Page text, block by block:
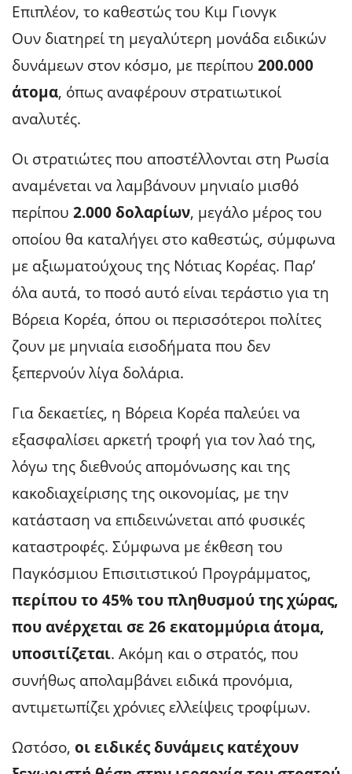
Επιπλέον, το καθεστώς του Κιμ Γιονγκ
Ουν διατηρεί τη μεγαλύτερη μονάδα ειδικών
δυνάμεων στον κόσμο, με περίπου 200.000
άτομα, όπως αναφέρουν στρατιωτικοί
αναλυτές.
Οι στρατιώτες που αποστέλλονται στη Ρωσία
αναμένεται να λαμβάνουν μηνιαίο μισθό
περίπου 2.000 δολαρίων, μεγάλο μέρος του
οποίου θα καταλήγει στο καθεστώς, σύμφωνα
με αξιωματούχους της Νότιας Κορέας. Παρ’
όλα αυτά, το ποσό αυτό είναι τεράστιο για τη
Βόρεια Κορέα, όπου οι περισσότεροι πολίτες
ζουν με μηνιαία εισοδήματα που δεν
ξεπερνούν λίγα δολάρια.
Για δεκαετίες, η Βόρεια Κορέα παλεύει να
εξασφαλίσει αρκετή τροφή για τον λαό της,
λόγω της διεθνούς απομόνωσης και της
κακοδιαχείρισης της οικονομίας, με την
κατάσταση να επιδεινώνεται από φυσικές
καταστροφές. Σύμφωνα με έκθεση του
Παγκόσμιου Επισιτιστικού Προγράμματος,
περίπου το 45% του πληθυσμού της χώρας,
που ανέρχεται σε 26 εκατομμύρια άτομα,
υποσιτίζεται. Ακόμη και ο στρατός, που
συνήθως απολαμβάνει ειδικά προνόμια,
αντιμετωπίζει χρόνιες ελλείψεις τροφίμων.
Ωστόσο, οι ειδικές δυνάμεις κατέχουν